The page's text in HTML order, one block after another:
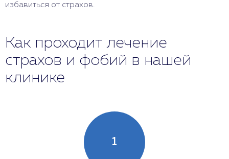
избавиться от страхов.
Как проходит лечение
страхов и фобий в нашей
клинике
1